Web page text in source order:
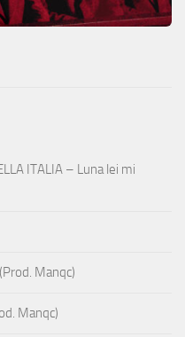
ITALIA – Luna lei mi
Manqc)
Manqc)